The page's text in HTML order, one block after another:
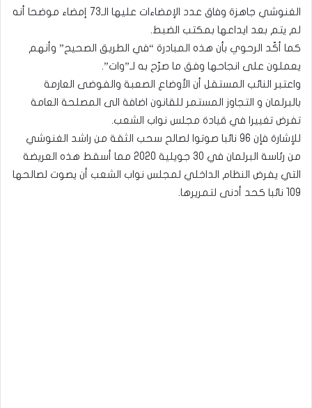
الغنوشي جاهزة وفاق عدد الإمضاءات عليها الـ73 إمضاء موضحا أنه
لم يتم بعد ايداعها بمكتب الضبط.
كما أكّد الرحوي بأن هذه المبادرة “في الطريق الصحيح” وأنهم
يعملون على انجاحها وفق ما صرّح به لـ”وات”.
واعتبر النائب المستقل أن الأوضاع الصعبة والفوضى العارمة
بالبرلمان و التجاوز المستمر للقانون اضافة الى المصلحة العامة
تفرض تغييرا في قيادة مجلس نواب الشعب.
للإشارة فإن 96 نائبا صوتوا لصالح سحب الثقة من راشد الغنوشي
من رئاسة البرلمان في 30 جويلية 2020 مما أسقط هذه العريضة
التي يفرض النظام الداخلي لمجلس نواب الشعب أن يصوت لصالحها
109 نائبا كحد أدنى لتمريرها.